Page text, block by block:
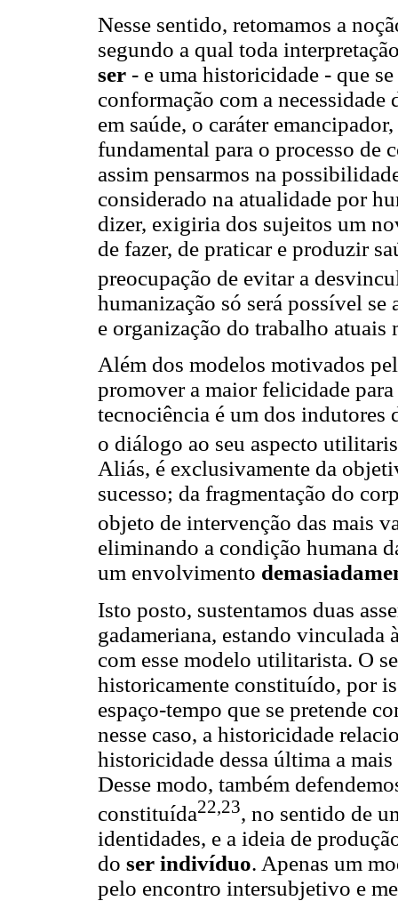
Nesse sentido, retomamos a
segundo a qual toda
ser - e uma historicidade - que
conformação com a
em saúde, o caráter
fundamental para o processo de
assim pensarmos na
considerado na atualidade por
dizer, exigiria dos sujeitos um
de fazer, de praticar e produzir
preocupação de evitar a
humanização só será possível
e organização do trabalho
Além dos modelos motivados
promover a maior felicidade
tecnociência é um dos indutores
o diálogo ao seu aspecto
Aliás, é exclusivamente da
sucesso; da fragmentação do
objeto de intervenção das mais
eliminando a condição humana
um envolvimento
Isto posto, sustentamos duas
gadameriana, estando vinculada
com esse modelo utilitarista. O
historicamente constituído, por
espaço-tempo que se pretende
nesse caso, a historicidade
historicidade dessa última a
Desse modo, também
constituída22,23, no sentido de
identidades, e a ideia de
do ser indivíduo. Apenas um
pelo encontro intersubjetivo e